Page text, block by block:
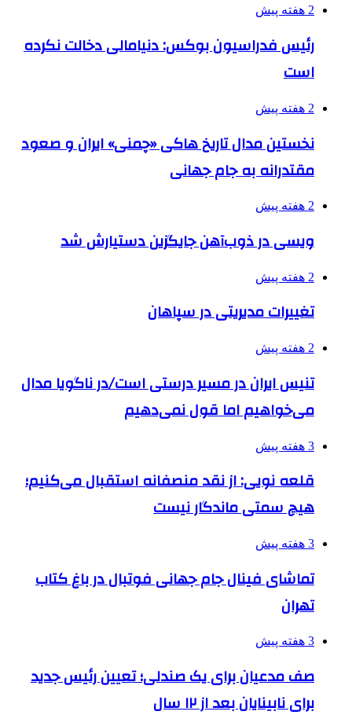
2 هفته پیش
رئیس فدراسیون بوکس: دنیامالی دخالت نکرده
است
2 هفته پیش
نخستین مدال تاریخ هاکی «چمنی» ایران و صعود
مقتدرانه به جام جهانی
2 هفته پیش
ویسی در ذوب‌آهن جایگزین دستیارش شد
2 هفته پیش
تغییرات مدیریتی در سپاهان
2 هفته پیش
تنیس ایران در مسیر درستی است/در ناگویا مدال
می‌خواهیم اما قول نمی‌دهیم
3 هفته پیش
قلعه نویی: از نقد منصفانه استقبال می‌کنیم؛
هیچ سمتی ماندگار نیست
3 هفته پیش
تماشای فینال جام جهانی فوتبال در باغ کتاب
تهران
3 هفته پیش
صف مدعیان برای یک صندلی؛ تعیین رئیس جدید
برای نابینایان بعد از ۱۲ سال